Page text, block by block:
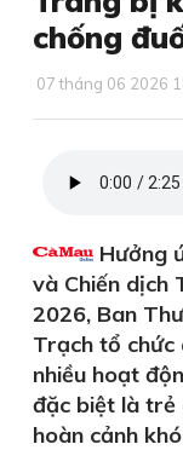
chống
07 tháng 06 2026
Hưởng
và Chiến dịch
2026, Ban
Trạch tổ chức
nhiều hoạt
đặc biệt là trẻ
hoàn cảnh